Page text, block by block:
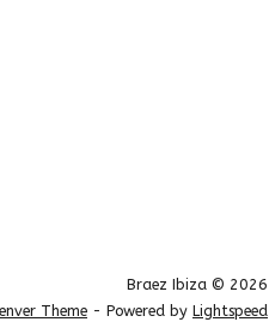
Braez Ibiza © 2026
Theme - Powered by Lightspeed